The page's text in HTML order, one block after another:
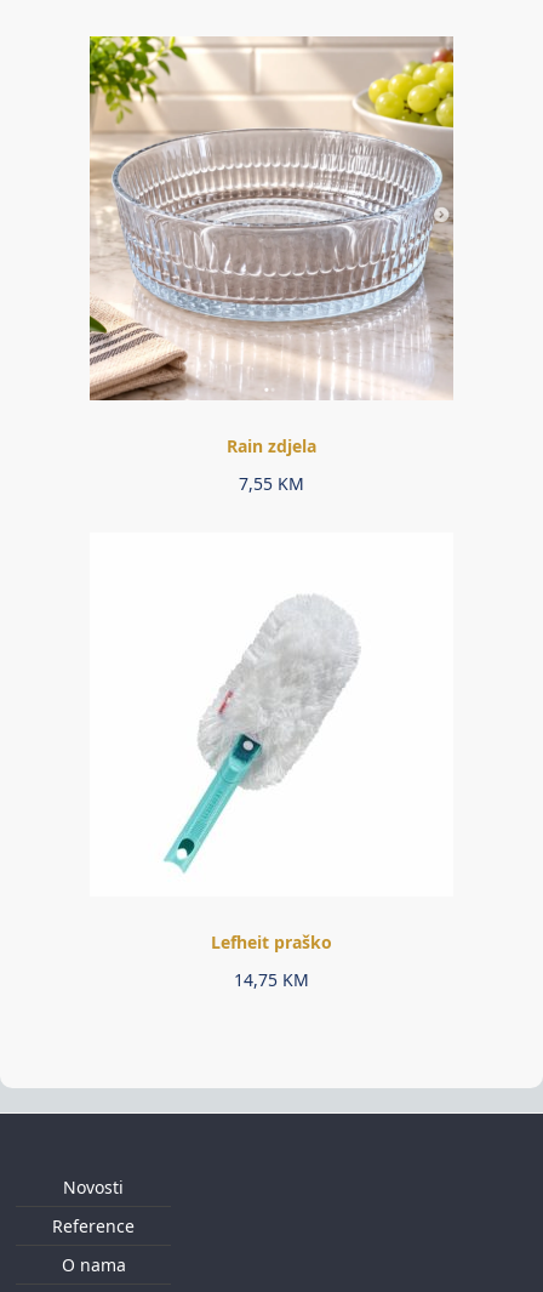
Rain zdjela
7,55 KM
Lefheit praško
14,75 KM
Novosti
Reference
O nama